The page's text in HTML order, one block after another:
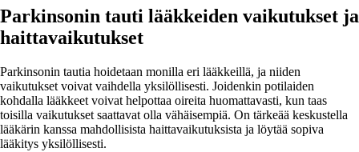
Parkinsonin tauti lääkkeiden vaikutukset ja
haittavaikutukset
Parkinsonin tautia hoidetaan monilla eri lääkkeillä, ja niiden
vaikutukset voivat vaihdella yksilöllisesti. Joidenkin potilaiden
kohdalla lääkkeet voivat helpottaa oireita huomattavasti, kun taas
toisilla vaikutukset saattavat olla vähäisempiä. On tärkeää keskustella
lääkärin kanssa mahdollisista haittavaikutuksista ja löytää sopiva
lääkitys yksilöllisesti.